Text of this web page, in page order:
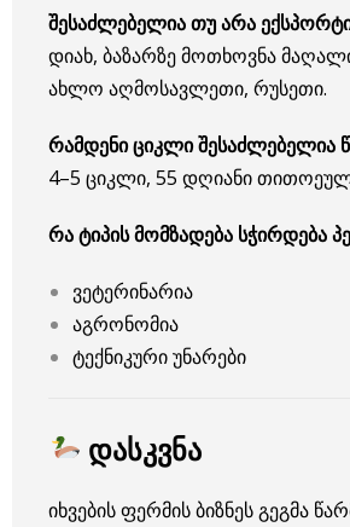
შესაძლებელია თუ არა
დიახ, ბაზარზე მოთხოვნა
ახლო აღმოსავლეთი, რუსეთი.
რამდენი ციკლი შესაძლებელია
4–5 ციკლი, 55 დღიანი
რა ტიპის მომზადება სჭირდება
ვეტერინარია
აგრონომია
ტექნიკური უნარები
დასკვნა
იხვების ფერმის ბიზნეს გეგმა